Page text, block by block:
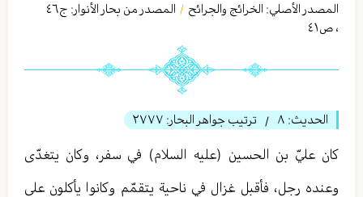
المصدر الأصلي: الخرائج والجرائح / المصدر من بحار الأنوار: ج٤٦
، ص٤١
الحديث: ٨ / ترتيب جواهر البحار: ٢٧٧٧
كان عليّ بن الحسين (عليه السلام) في سفر، وكان يتغدّى
وعنده رجل، فأقبل غزال في ناحية يتقمّم وكانوا يأكلون على